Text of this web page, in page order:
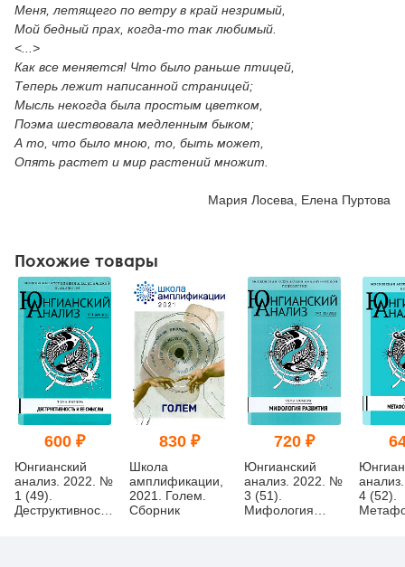
Меня, летящего по ветру в край незримый,
Мой бедный прах, когда-то так любимый.
<...>
Как все меняется! Что было раньше птицей,
Теперь лежит написанной страницей;
Мысль некогда была простым цветком,
Поэма шествовала медленным быком;
А то, что было мною, то, быть может,
Опять растет и мир растений множит.
Мария Лосева, Елена Пуртова
Похожие товары
600 ₽
Юнгианский
анализ. 2022. №
1 (49).
Деструктивность
830 ₽
Школа
амплификации,
2021. Голем.
Сборник
720 ₽
Юнгианский
анализ. 2022. №
3 (51).
Мифология
4 (52).